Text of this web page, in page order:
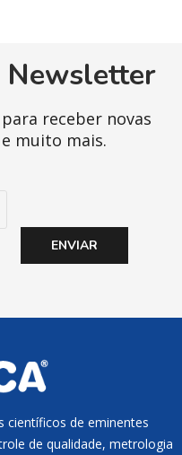
Newsletter
receber novas
muito mais.
ENVIAR
científicos de eminentes
de qualidade, metrologia